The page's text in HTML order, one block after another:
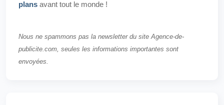
plans avant tout le monde !
Nous ne spammons pas la newsletter du site Agence-de-
publicite.com, seules les informations importantes sont
envoyées.